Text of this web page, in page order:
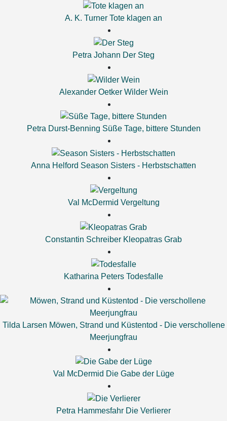
A. K. Turner Tote klagen an
Petra Johann Der Steg
Alexander Oetker Wilder Wein
Petra Durst-Benning Süße Tage, bittere Stunden
Anna Helford Season Sisters - Herbstschatten
Val McDermid Vergeltung
Constantin Schreiber Kleopatras Grab
Katharina Peters Todesfalle
Tilda Larsen Möwen, Strand und Küstentod - Die verschollene
Meerjungfrau
Val McDermid Die Gabe der Lüge
Petra Hammesfahr Die Verlierer